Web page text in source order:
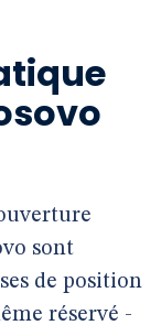
sont
de position
réservé -